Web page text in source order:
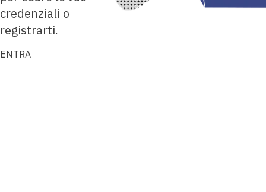
credenziali o
registrarti.
ENTRA